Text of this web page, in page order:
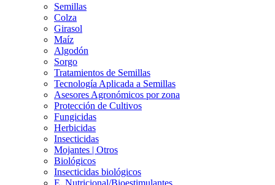
Semillas
Colza
Girasol
Maíz
Algodón
Sorgo
Tratamientos de Semillas
Tecnología Aplicada a Semillas
Asesores Agronómicos por zona
Protección de Cultivos
Fungicidas
Herbicidas
Insecticidas
Mojantes | Otros
Biológicos
Insecticidas biológicos
E. Nutricional/Bioestimulantes